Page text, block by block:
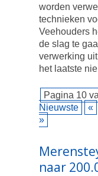
worden
technieken
Veehouders
de slag te
verwerking
het laatste
Pagina 10
Nieuwste
«
»
naar